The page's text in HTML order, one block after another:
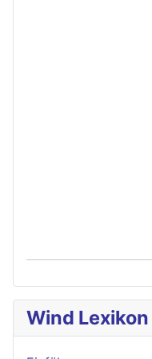
Wind Lexikon